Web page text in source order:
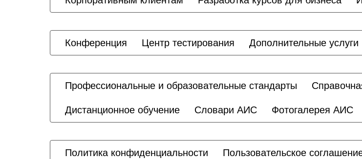
Конференция Центр тестирования Дополнительные услуги
Профессиональные и образовательные стандарты
Дистанционное обучение Словари АИС Фотогалерея АИС
Политика конфиденциальности Пользовательское